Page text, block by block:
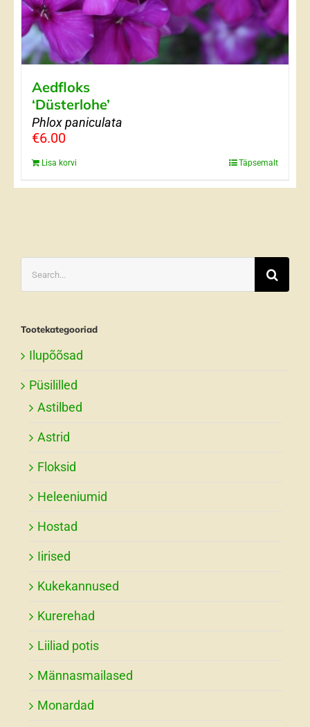
Aedfloks
‘Düsterlohe’
Phlox paniculata
€6.00
Lisa korvi Täpsemalt
for:
Tootekategooriad
Ilupõõsad
Püsililled
Astilbed
Astrid
Floksid
Heleeniumid
Hostad
Iirised
Kukekannused
Kurerehad
Liiliad potis
Männasmailased
Monardad